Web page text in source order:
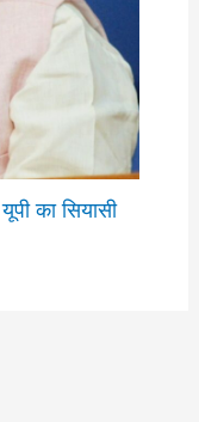
का सियासी